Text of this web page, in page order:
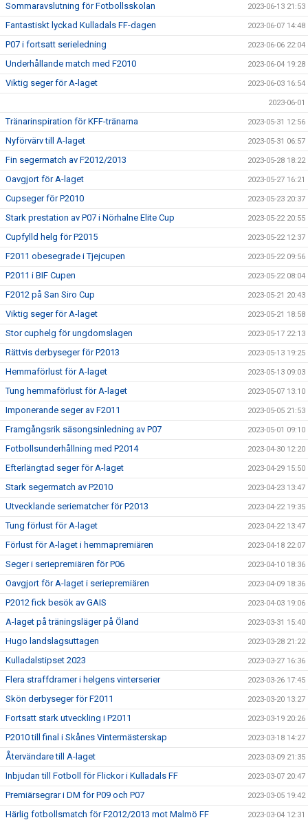
Sommaravslutning för Fotbollsskolan 2023-06-13 21:53
Fantastiskt lyckad Kulladals FF-dagen 2023-06-07 14:48
P07 i fortsatt serieledning 2023-06-06 22:04
Underhållande match med F2010 2023-06-04 19:28
Viktig seger för A-laget 2023-06-03 16:54
2023-06-01
Tränarinspiration för KFF-tränarna 2023-05-31 12:56
Nyförvärv till A-laget 2023-05-31 06:57
Fin segermatch av F2012/2013 2023-05-28 18:22
Oavgjort för A-laget 2023-05-27 16:21
Cupseger för P2010 2023-05-23 20:37
Stark prestation av P07 i Nörhalne Elite Cup 2023-05-22 20:55
Cupfylld helg för P2015 2023-05-22 12:37
F2011 obesegrade i Tjejcupen 2023-05-22 09:56
P2011 i BIF Cupen 2023-05-22 08:04
F2012 på San Siro Cup 2023-05-21 20:43
Viktig seger för A-laget 2023-05-21 18:58
Stor cuphelg för ungdomslagen 2023-05-17 22:13
Rättvis derbyseger för P2013 2023-05-13 19:25
Hemmaförlust för A-laget 2023-05-13 09:03
Tung hemmaförlust för A-laget 2023-05-07 13:10
Imponerande seger av F2011 2023-05-05 21:53
Framgångsrik säsongsinledning av P07 2023-05-01 09:10
Fotbollsunderhållning med P2014 2023-04-30 12:20
Efterlängtad seger för A-laget 2023-04-29 15:50
Stark segermatch av P2010 2023-04-23 13:47
Utvecklande seriematcher för P2013 2023-04-22 19:35
Tung förlust för A-laget 2023-04-22 13:47
Förlust för A-laget i hemmapremiären 2023-04-18 22:07
Seger i seriepremiären för P06 2023-04-10 18:36
Oavgjort för A-laget i seriepremiären 2023-04-09 18:36
P2012 fick besök av GAIS 2023-04-03 19:06
A-laget på träningsläger på Öland 2023-03-31 15:40
Hugo landslagsuttagen 2023-03-28 21:22
Kulladalstipset 2023 2023-03-27 16:36
Flera straffdramer i helgens vinterserier 2023-03-26 17:45
Skön derbyseger för F2011 2023-03-20 13:27
Fortsatt stark utveckling i P2011 2023-03-19 20:26
P2010 till final i Skånes Vintermästerskap 2023-03-18 14:27
Återvändare till A-laget 2023-03-09 21:35
Inbjudan till Fotboll för Flickor i Kulladals FF 2023-03-07 20:47
Premiärsegrar i DM för P09 och P07 2023-03-05 19:42
Härlig fotbollsmatch för F2012/2013 mot Malmö FF 2023-03-04 12:31